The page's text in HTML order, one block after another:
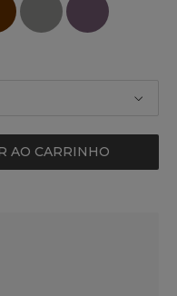
AO CARRINHO